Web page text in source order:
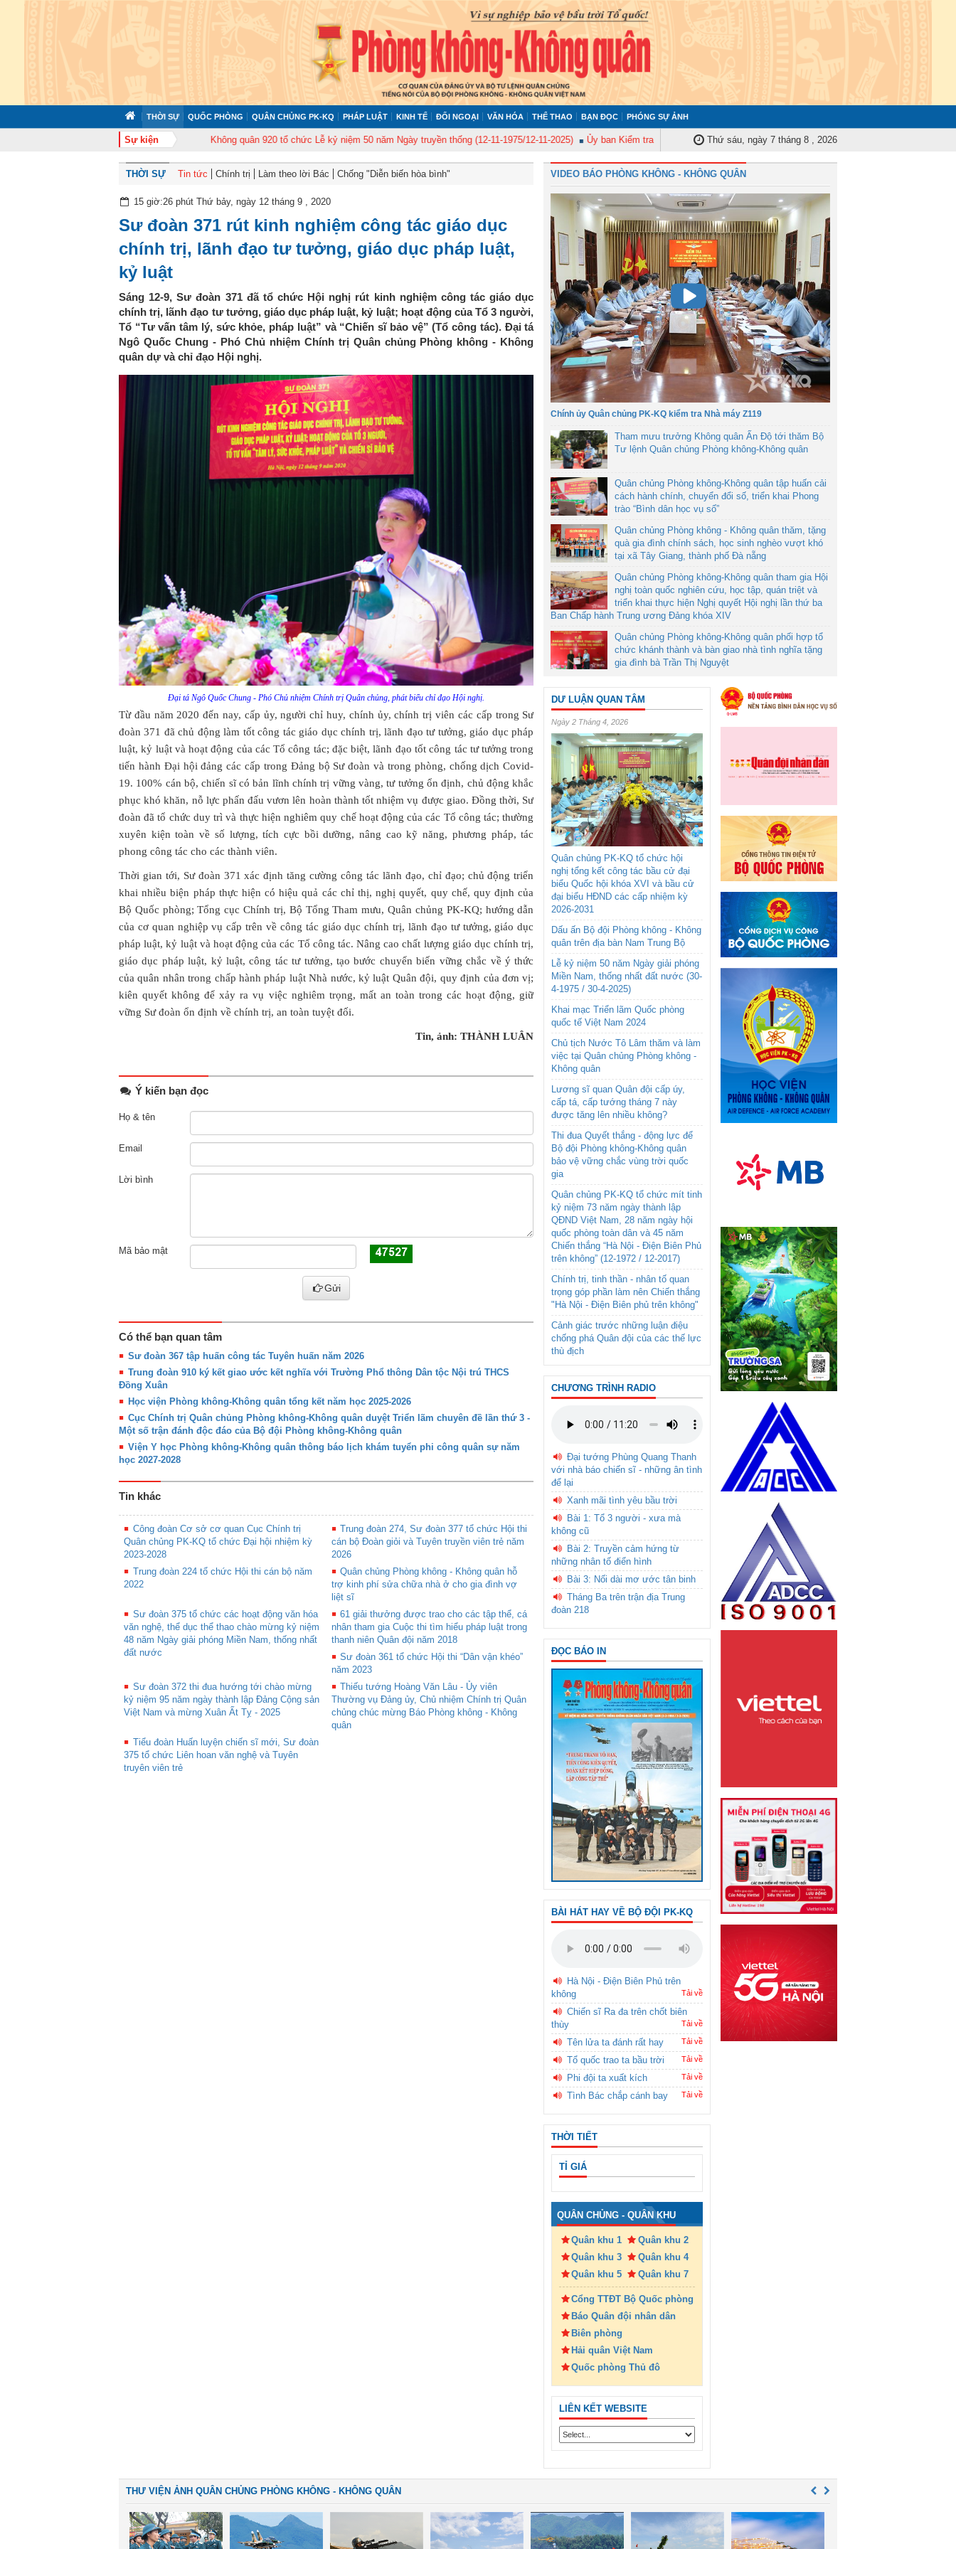
THỜI SỰ QUỐC PHÒNG QUÂN CHỦNG PK-KQ PHÁP LUẬT KINH TẾ ĐỐI NGOẠI VĂN HÓA THỂ THAO BẠN ĐỌC PHÓNG SỰ ẢNH
Sự kiện
Trung đoàn Không quân 920 tổ chức Lễ kỷ niệm 50 năm Ngày truyền thống (12-11-1975/12-11-2025) Ủy ban Kiểm tra Quân ủy Trung ương tập huấn nghiệp vụ công tác kiểm tra, giám sát năm 2025
Thứ sáu, ngày 7 tháng 8 , 2026
THỜI SỰ Tin tức Chính trị Làm theo lời Bác Chống "Diễn biến hòa bình"
15 giờ:26 phút Thứ bảy, ngày 12 tháng 9 , 2020
Sư đoàn 371 rút kinh nghiệm công tác giáo dục
chính trị, lãnh đạo tư tưởng, giáo dục pháp luật,
kỷ luật
Sáng 12-9, Sư đoàn 371 đã tổ chức Hội nghị rút kinh nghiệm công tác giáo dục
chính trị, lãnh đạo tư tưởng, giáo dục pháp luật, kỷ luật; hoạt động của Tổ 3 người,
Tổ “Tư vấn tâm lý, sức khỏe, pháp luật” và “Chiến sĩ bảo vệ” (Tổ công tác). Đại tá
Ngô Quốc Chung - Phó Chủ nhiệm Chính trị Quân chủng Phòng không - Không
quân dự và chỉ đạo Hội nghị.
Đại tá Ngô Quốc Chung - Phó Chủ nhiệm Chính trị Quân chủng, phát biểu chỉ đạo Hội nghị.
Từ đầu năm 2020 đến nay, cấp ủy, người chỉ huy, chính ủy, chính trị viên các cấp trong Sư
đoàn 371 đã chủ động làm tốt công tác giáo dục chính trị, lãnh đạo tư tưởng, giáo dục pháp
luật, kỷ luật và hoạt động của các Tổ công tác; đặc biệt, lãnh đạo tốt công tác tư tưởng trong
tiến hành Đại hội đảng các cấp trong Đảng bộ Sư đoàn và trong phòng, chống dịch Covid-
19. 100% cán bộ, chiến sĩ có bản lĩnh chính trị vững vàng, tư tưởng ổn định, chủ động khắc
phục khó khăn, nỗ lực phấn đấu vươn lên hoàn thành tốt nhiệm vụ được giao. Đồng thời, Sư
đoàn đã tổ chức duy trì và thực hiện nghiêm quy chế hoạt động của các Tổ công tác; thường
xuyên kiện toàn về số lượng, tích cực bồi dưỡng, nâng cao kỹ năng, phương pháp, tác
phong công tác cho các thành viên.
Thời gian tới, Sư đoàn 371 xác định tăng cường công tác lãnh đạo, chỉ đạo; chủ động triển
khai nhiều biện pháp thực hiện có hiệu quả các chỉ thị, nghị quyết, quy chế, quy định của
Bộ Quốc phòng; Tổng cục Chính trị, Bộ Tổng Tham mưu, Quân chủng PK-KQ; hướng dẫn
của cơ quan nghiệp vụ cấp trên về công tác giáo dục chính trị, lãnh đạo tư tưởng, giáo dục
pháp luật, kỷ luật và hoạt động của các Tổ công tác. Nâng cao chất lượng giáo dục chính trị,
giáo dục pháp luật, kỷ luật, công tác tư tưởng, tạo bước chuyển biến vững chắc về ý thức
của quân nhân trong chấp hành pháp luật Nhà nước, kỷ luật Quân đội, quy định của đơn vị;
kiên quyết không để xảy ra vụ việc nghiêm trọng, mất an toàn trong các hoạt động, giữ
vững Sư đoàn ổn định về chính trị, an toàn tuyệt đối.
Tin, ảnh: THÀNH LUÂN
Ý kiến bạn đọc
Họ & tên
Email
Lời bình
Mã bảo mật
Gửi
Có thể bạn quan tâm
Sư đoàn 367 tập huấn công tác Tuyên huấn năm 2026
Trung đoàn 910 ký kết giao ước kết nghĩa với Trường Phổ thông Dân tộc Nội trú THCS
Đồng Xuân
Học viện Phòng không-Không quân tổng kết năm học 2025-2026
Cục Chính trị Quân chủng Phòng không-Không quân duyệt Triển lãm chuyên đề lần thứ 3 -
Một số trận đánh độc đáo của Bộ đội Phòng không-Không quân
Viện Y học Phòng không-Không quân thông báo lịch khám tuyển phi công quân sự năm
học 2027-2028
Tin khác
Công đoàn Cơ sở cơ quan Cục Chính trị
Quân chủng PK-KQ tổ chức Đại hội nhiệm kỳ
2023-2028
Trung đoàn 274, Sư đoàn 377 tổ chức Hội thi
cán bộ Đoàn giỏi và Tuyên truyền viên trẻ năm
2026
Trung đoàn 224 tổ chức Hội thi cán bộ năm
2022
Quân chủng Phòng không - Không quân hỗ
trợ kinh phí sửa chữa nhà ở cho gia đình vợ
liệt sĩ
Sư đoàn 375 tổ chức các hoạt động văn hóa
văn nghệ, thể dục thể thao chào mừng kỷ niệm
48 năm Ngày giải phóng Miền Nam, thống nhất
đất nước
61 giải thưởng được trao cho các tập thể, cá
nhân tham gia Cuộc thi tìm hiểu pháp luật trong
thanh niên Quân đội năm 2018
Sư đoàn 361 tổ chức Hội thi “Dân vận khéo”
năm 2023
Sư đoàn 372 thi đua hướng tới chào mừng
kỷ niệm 95 năm ngày thành lập Đảng Cộng sản
Việt Nam và mừng Xuân Ất Tỵ - 2025
Thiếu tướng Hoàng Văn Lâu - Ủy viên
Thường vụ Đảng ủy, Chủ nhiệm Chính trị Quân
chủng chúc mừng Báo Phòng không - Không
quân
Tiểu đoàn Huấn luyện chiến sĩ mới, Sư đoàn
375 tổ chức Liên hoan văn nghệ và Tuyên
truyên viên trẻ
VIDEO BÁO PHÒNG KHÔNG - KHÔNG QUÂN
Chính ủy Quân chủng PK-KQ kiểm tra Nhà máy Z119
Tham mưu trưởng Không quân Ấn Độ tới thăm Bộ
Tư lệnh Quân chủng Phòng không-Không quân
Quân chủng Phòng không-Không quân tập huấn cải
cách hành chính, chuyển đổi số, triển khai Phong
trào “Bình dân học vụ số”
Quân chủng Phòng không - Không quân thăm, tặng
quà gia đình chính sách, học sinh nghèo vượt khó
tại xã Tây Giang, thành phố Đà nẵng
Quân chủng Phòng không-Không quân tham gia Hội
nghị toàn quốc nghiên cứu, học tập, quán triệt và
triển khai thực hiện Nghị quyết Hội nghị lần thứ ba
Ban Chấp hành Trung ương Đảng khóa XIV
Quân chủng Phòng không-Không quân phối hợp tổ
chức khánh thành và bàn giao nhà tình nghĩa tặng
gia đình bà Trần Thị Nguyệt
DƯ LUẬN QUAN TÂM
Ngày 2 Tháng 4, 2026
Quân chủng PK-KQ tổ chức hội
nghị tổng kết công tác bầu cử đại
biểu Quốc hội khóa XVI và bầu cử
đại biểu HĐND các cấp nhiệm kỳ
2026-2031
Dấu ấn Bộ đội Phòng không - Không
quân trên địa bàn Nam Trung Bộ
Lễ kỷ niệm 50 năm Ngày giải phóng
Miền Nam, thống nhất đất nước (30-
4-1975 / 30-4-2025)
Khai mạc Triển lãm Quốc phòng
quốc tế Việt Nam 2024
Chủ tịch Nước Tô Lâm thăm và làm
việc tại Quân chủng Phòng không -
Không quân
Lương sĩ quan Quân đội cấp úy,
cấp tá, cấp tướng tháng 7 này
được tăng lên nhiều không?
Thi đua Quyết thắng - động lực để
Bộ đội Phòng không-Không quân
bảo vệ vững chắc vùng trời quốc
gia
Quân chủng PK-KQ tổ chức mít tinh
kỷ niệm 73 năm ngày thành lập
QĐND Việt Nam, 28 năm ngày hội
quốc phòng toàn dân và 45 năm
Chiến thắng “Hà Nội - Điện Biên Phủ
trên không” (12-1972 / 12-2017)
Chính trị, tinh thần - nhân tố quan
trọng góp phần làm nên Chiến thắng
"Hà Nội - Điện Biên phủ trên không"
Cảnh giác trước những luận điệu
chống phá Quân đội của các thế lực
thù địch
CHƯƠNG TRÌNH RADIO
Đại tướng Phùng Quang Thanh
với nhà báo chiến sĩ - những ân tình
để lại
Xanh mãi tình yêu bầu trời
Bài 1: Tổ 3 người - xưa mà
không cũ
Bài 2: Truyền cảm hứng từ
những nhân tố điển hình
Bài 3: Nối dài mơ ước tân binh
Tháng Ba trên trận địa Trung
đoàn 218
ĐỌC BÁO IN
BÀI HÁT HAY VỀ BỘ ĐỘI PK-KQ
Hà Nội - Điện Biên Phủ trên
không
Tải về
Chiến sĩ Ra đa trên chốt biên
thùy
Tải về
Tên lửa ta đánh rất hay Tải về
Tổ quốc trao ta bầu trời Tải về
Phi đội ta xuất kích Tải về
Tình Bác chắp cánh bay Tải về
THỜI TIẾT
TỈ GIÁ
QUÂN CHỦNG - QUÂN KHU
Quân khu 1
Quân khu 2
Quân khu 3
Quân khu 4
Quân khu 5
Quân khu 7
Cổng TTĐT Bộ Quốc phòng
Báo Quân đội nhân dân
Biên phòng
Hải quân Việt Nam
Quốc phòng Thủ đô
LIÊN KẾT WEBSITE
THƯ VIỆN ẢNH QUÂN CHỦNG PHÒNG KHÔNG - KHÔNG QUÂN